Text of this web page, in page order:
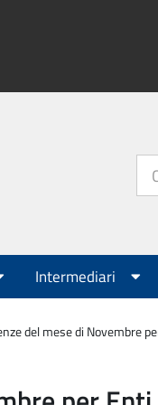
Intermediari
del mese di Novembre